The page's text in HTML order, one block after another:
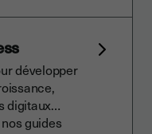
développer
digitaux…
guides